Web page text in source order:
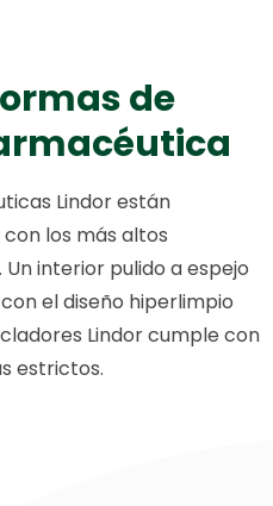
de
Lindor están
los más altos
interior pulido a espejo
el diseño hiperlimpio
Lindor cumple con
estrictos.